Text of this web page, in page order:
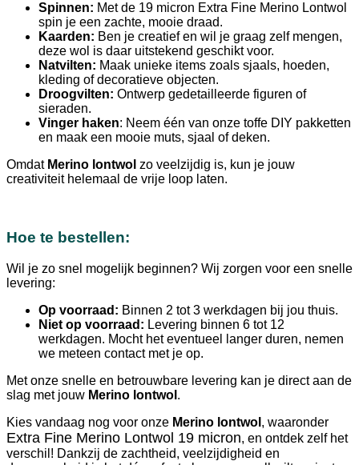
Spinnen: Met de 19 micron Extra Fine Merino Lontwol
spin je een zachte, mooie draad.
Kaarden: Ben je creatief en wil je graag zelf mengen,
deze wol is daar uitstekend geschikt voor.
Natvilten: Maak unieke items zoals sjaals, hoeden,
kleding of decoratieve objecten.
Droogvilten: Ontwerp gedetailleerde figuren of
sieraden.
Vinger haken: Neem één van onze toffe DIY pakketten
en maak een mooie muts, sjaal of deken.
Omdat Merino lontwol zo veelzijdig is, kun je jouw
creativiteit helemaal de vrije loop laten.
Hoe te bestellen:
Wil je zo snel mogelijk beginnen? Wij zorgen voor een snelle
levering:
Op voorraad: Binnen 2 tot 3 werkdagen bij jou thuis.
Niet op voorraad: Levering binnen 6 tot 12
werkdagen. Mocht het eventueel langer duren, nemen
we meteen contact met je op.
Met onze snelle en betrouwbare levering kan je direct aan de
slag met jouw Merino lontwol .
Kies vandaag nog voor onze Merino lontwol , waaronder
Extra Fine Merino Lontwol 19 micron, en ontdek zelf het
verschil! Dankzij de zachtheid, veelzijdigheid en